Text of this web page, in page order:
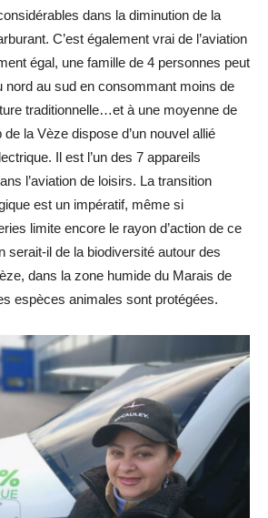
dans la diminution de la
C’est également vrai de l’aviation
égal, une famille de 4 personnes peut
nord au sud en consommant moins de
traditionnelle…et à une moyenne de
de la Vèze dispose d’un nouvel allié
Il est l’un des 7 appareils
l’aviation de loisirs. La transition
est un impératif, même si
limite encore le rayon d’action de ce
serait-il de la biodiversité autour des
dans la zone humide du Marais de
espèces animales sont protégées.